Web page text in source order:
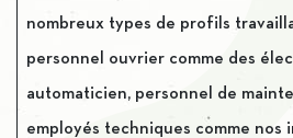
nombreux types de profils
personnel ouvrier comme des
automaticien, personnel de
employés techniques comme nos